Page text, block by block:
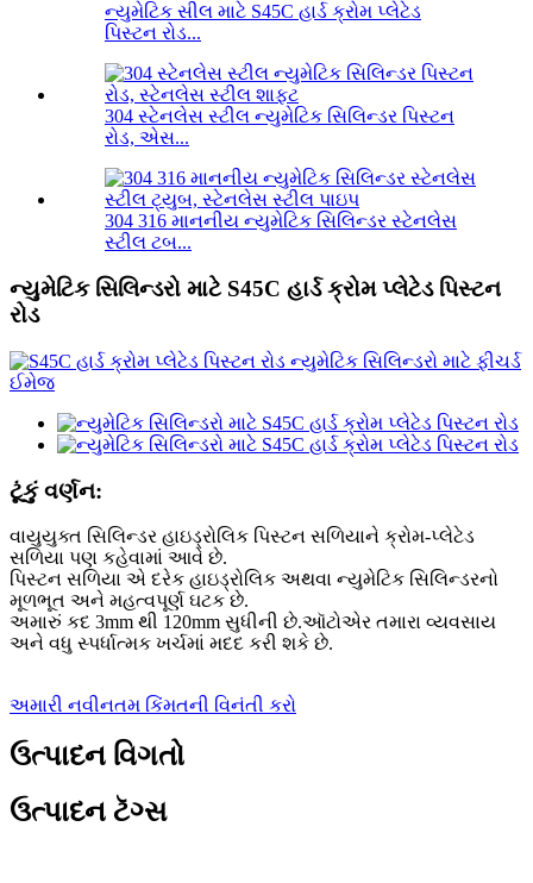
ન્યુમેટિક સીલ માટે S45C હાર્ડ ક્રોમ પ્લેટેડ
પિસ્ટન રોડ...
304 સ્ટેનલેસ સ્ટીલ ન્યુમેટિક સિલિન્ડર પિસ્ટન
રોડ, એસ...
304 316 માનનીય ન્યુમેટિક સિલિન્ડર સ્ટેનલેસ
સ્ટીલ ટબ...
ન્યુમેટિક સિલિન્ડરો માટે S45C હાર્ડ ક્રોમ પ્લેટેડ પિસ્ટન
રોડ
ટૂંકું વર્ણન:
વાયુયુક્ત સિલિન્ડર હાઇડ્રોલિક પિસ્ટન સળિયાને ક્રોમ-પ્લેટેડ
સળિયા પણ કહેવામાં આવે છે.
પિસ્ટન સળિયા એ દરેક હાઇડ્રોલિક અથવા ન્યુમેટિક સિલિન્ડરનો
મૂળભૂત અને મહત્વપૂર્ણ ઘટક છે.
અમારું કદ 3mm થી 120mm સુધીની છે.ઑટોએર તમારા વ્યવસાય
અને વધુ સ્પર્ધાત્મક ખર્ચમાં મદદ કરી શકે છે.
અમારી નવીનતમ કિંમતની વિનંતી કરો
ઉત્પાદન વિગતો
ઉત્પાદન ટૅગ્સ